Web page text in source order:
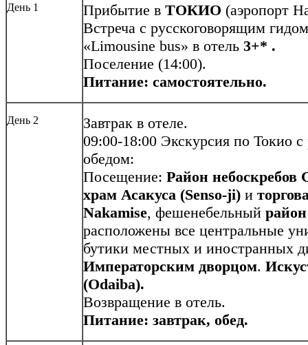
День 1 Прибытие в ТОКИО (аэропорт
Встреча с русскоговорящим
«Limousine bus» в отель 3+* .
Поселение (14:00).
Питание: самостоятельно.
День 2
Завтрак в отеле.
09:00-18:00 Экскурсия по Токио
обедом:
Посещение: Район небоскребов
храм Асакуса (Senso-ji) и
Nakamise, фешенебельный
расположены все центральные
бутики местных и иностранных
Императорским дворцом.
(Odaiba).
Возвращение в отель.
Питание: завтрак, обед.